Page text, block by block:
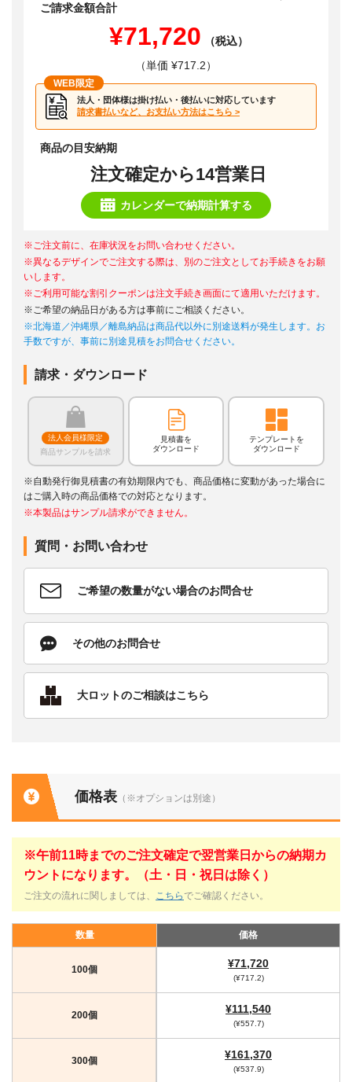
ご請求金額合計
¥71,720
（税込）
（単価 ¥717.2）
WEB限定
法人・団体様は掛け払い・後払いに対応しています
請求書払いなど、お支払い方法はこちら >
商品の目安納期
注文確定から14営業日
カレンダーで納期計算する
※ご注文前に、在庫状況をお問い合わせください。
※異なるデザインでご注文する際は、別のご注文としてお手続きをお願
いします。
※ご利用可能な割引クーポンは注文手続き画面にて適用いただけます。
※ご希望の納品日がある方は事前にご相談ください。
※北海道／沖縄県／離島納品は商品代以外に別途送料が発生します。お
手数ですが、事前に別途見積をお問合せください。
請求・ダウンロード
法人会員様限定
商品サンプルを請求
見積書を
ダウンロード
テンプレートを
ダウンロード
※自動発行御見積書の有効期限内でも、商品価格に変動があった場合に
はご購入時の商品価格での対応となります。
※本製品はサンプル請求ができません。
質問・お問い合わせ
ご希望の数量がない場合のお問合せ
その他のお問合せ
大ロットのご相談はこちら
価格表 （※オプションは別途）
※午前11時までのご注文確定で翌営業日からの納期カ
ウントになります。（土・日・祝日は除く）
ご注文の流れに関しましては、 こちら でご確認ください。
数量 価格
100個 ¥71,720
(¥717.2)
200個 ¥111,540
(¥557.7)
300個 ¥161,370
(¥537.9)